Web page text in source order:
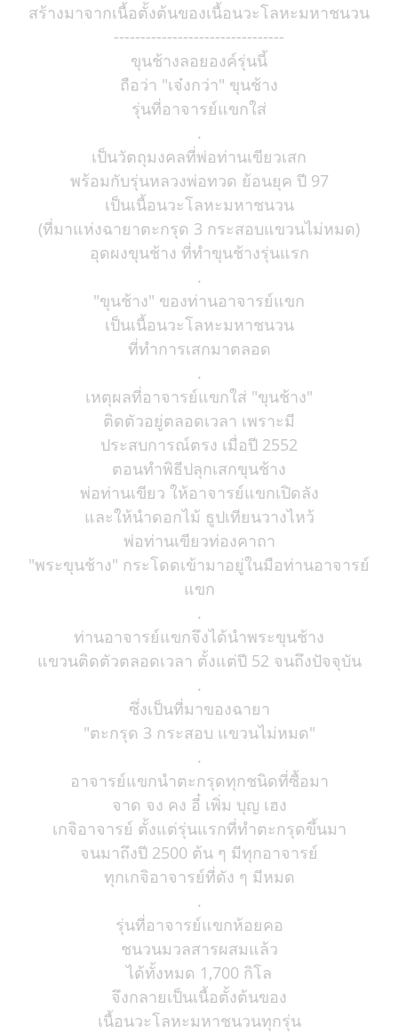
สร้างมาจากเนื้อตั้งต้นของเนื้อนวะโลหะมหาชนวน
--------------------------------
ขุนช้างลอยองค์รุ่นนี้
ถือว่า "เจ๋งกว่า" ขุนช้าง
รุ่นที่อาจารย์แขกใส่
.
เป็นวัตถุมงคลที่พ่อท่านเขียวเสก
พร้อมกับรุ่นหลวงพ่อทวด ย้อนยุค ปี 97
เป็นเนื้อนวะโลหะมหาชนวน
(ที่มาแห่งฉายาตะกรุด 3 กระสอบแขวนไม่หมด)
อุดผงขุนช้าง ที่ทำขุนช้างรุ่นแรก
.
"ขุนช้าง" ของท่านอาจารย์แขก
เป็นเนื้อนวะโลหะมหาชนวน
ที่ทำการเสกมาตลอด
.
เหตุผลที่อาจารย์แขกใส่ "ขุนช้าง"
ติดตัวอยู่ตลอดเวลา เพราะมี
ประสบการณ์ตรง เมื่อปี 2552
ตอนทำพิธีปลุกเสกขุนช้าง
พ่อท่านเขียว ให้อาจารย์แขกเปิดลัง
และให้นำดอกไม้ ธูปเทียนวางไหว้
พ่อท่านเขียวท่องคาถา
"พระขุนช้าง" กระโดดเข้ามาอยู่ในมือท่านอาจารย์
แขก
.
ท่านอาจารย์แขกจึงได้นำพระขุนช้าง
แขวนติดตัวตลอดเวลา ตั้งแต่ปี 52 จนถึงปัจจุบัน
.
ซึ่งเป็นที่มาของฉายา
"ตะกรุด 3 กระสอบ แขวนไม่หมด"
.
อาจารย์แขกนำตะกรุดทุกชนิดที่ซื้อมา
จาด จง คง อี๋ เพิ่ม บุญ เฮง
เกจิอาจารย์ ตั้งแต่รุ่นแรกที่ทำตะกรุดขึ้นมา
จนมาถึงปี 2500 ต้น ๆ มีทุกอาจารย์
ทุกเกจิอาจารย์ที่ดัง ๆ มีหมด
.
รุ่นที่อาจารย์แขกห้อยคอ
ชนวนมวลสารผสมแล้ว
ได้ทั้งหมด 1,700 กิโล
จึงกลายเป็นเนื้อตั้งต้นของ
เนื้อนวะโลหะมหาชนวนทุกรุ่น